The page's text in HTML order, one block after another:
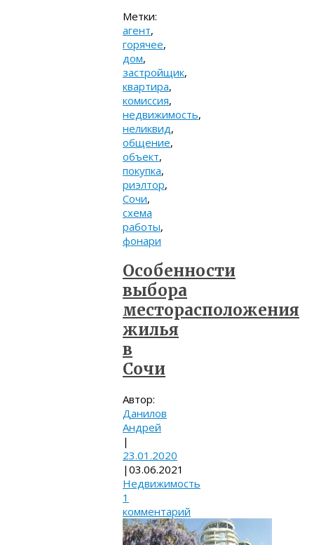
Метки:
агент,
горячее,
дом,
застройщик,
квартира,
комиссия,
недвижимость,
неликвид,
общение,
объект,
покупка,
риэлтор,
Сочи,
схема
работы,
фонари
Особенности
выбора
месторасположения
жилья
в
Сочи
Автор:
Данилов
Андрей
|
23.01.2020
| 03.06.2021
Недвижимость
1
комментарий